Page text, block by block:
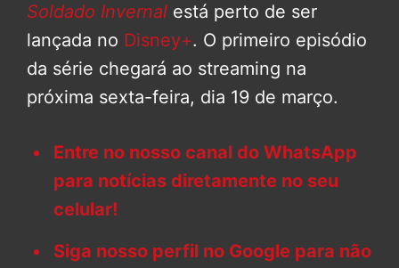
Soldado Invernal está perto de ser
lançada no Disney+. O primeiro episódio
da série chegará ao streaming na
próxima sexta-feira, dia 19 de março.
Entre no nosso canal do WhatsApp
para notícias diretamente no seu
celular!
Siga nosso perfil no Google para não